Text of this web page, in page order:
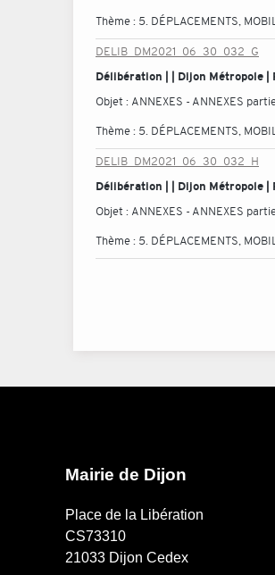
Thème : 5. DÉPLACEMENTS,
DELIB_DM2021_06_30_032_G
Délibération | | Dijon Métropole |
Objet : ANNEXES - ANNEXES
Thème : 5. DÉPLACEMENTS,
DELIB_DM2021_06_30_032_H
Délibération | | Dijon Métropole |
Objet : ANNEXES - ANNEXES
Thème : 5. DÉPLACEMENTS,
Mairie de Dijon
Place de la Libération
CS73310
21033 Dijon Cedex